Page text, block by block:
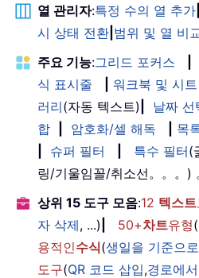
열 관리자:특정 수의 열 추가
시 상태 전환 범위 및 열 비
주요 기능:그리드 포커스
식 표시줄
워크북 및 시
러리(자동 텍스트) 날짜 선
합
암호화/셀 해독
목
슈퍼 필터 특수 필터(
링/기울임꼴/취소선。。。)
상위 15 도구 모음:12 텍스트
자 삭제, ...) 50+차트유형(
용적인수식(생일을 기준으
도구(QR 코드 삽입,경로에